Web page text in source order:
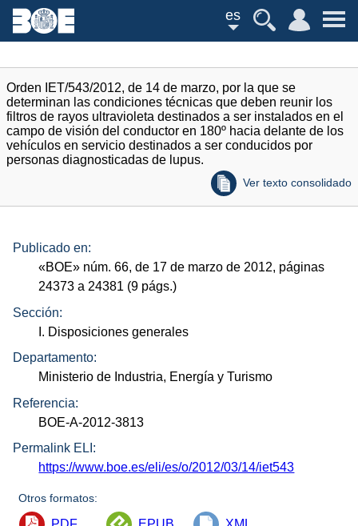
es
Orden IET/543/2012, de 14 de marzo, por la que se
determinan las condiciones técnicas que deben reunir los
filtros de rayos ultravioleta destinados a ser instalados en el
campo de visión del conductor en 180º hacia delante de los
vehículos en servicio destinados a ser conducidos por
personas diagnosticadas de lupus.
Ver texto consolidado
Publicado en:
«BOE» núm. 66, de 17 de marzo de 2012, páginas
24373 a 24381 (9 págs.)
Sección:
I. Disposiciones generales
Departamento:
Ministerio de Industria, Energía y Turismo
Referencia:
BOE-A-2012-3813
Permalink ELI:
https://www.boe.es/eli/es/o/2012/03/14/iet543
Otros formatos: